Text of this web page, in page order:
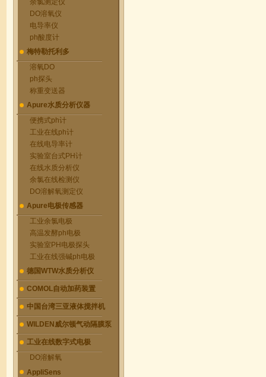
余氯测定仪
DO溶氧仪
电导率仪
ph酸度计
梅特勒托利多
溶氧DO
ph探头
称重变送器
Apure水质分析仪器
便携式ph计
工业在线ph计
在线电导率计
实验室台式PH计
在线水质分析仪
余氯在线检测仪
DO溶解氧测定仪
Apure电极传感器
工业余氯电极
高温发酵ph电极
实验室PH电极探头
工业在线强碱ph电极
德国WTW水质分析仪
COMOL自动加药装置
中国台湾三亚液体搅拌机
WILDEN威尔顿气动隔膜泵
工业在线数字式电极
DO溶解氧
AppliSens